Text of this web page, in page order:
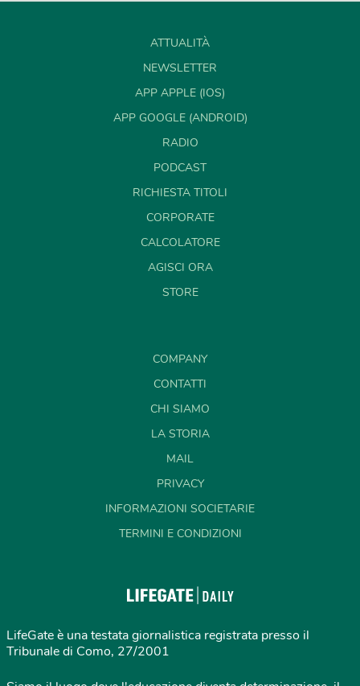
ATTUALITÀ
NEWSLETTER
APP APPLE (IOS)
APP GOOGLE (ANDROID)
RADIO
PODCAST
RICHIESTA TITOLI
CORPORATE
CALCOLATORE
AGISCI ORA
STORE
COMPANY
CONTATTI
CHI SIAMO
LA STORIA
MAIL
PRIVACY
INFORMAZIONI SOCIETARIE
TERMINI E CONDIZIONI
LifeGate è una testata giornalistica registrata presso il
Tribunale di Como, 27/2001